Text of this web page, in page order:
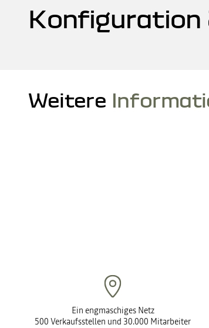
Konfiguration
Weitere
Ein engmaschiges Netz
500 Verkaufsstellen und 30.000 Mitarbeiter